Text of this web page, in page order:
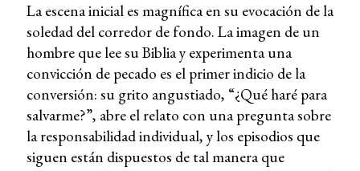
La escena inicial es magnífica en su evocación de la
soledad del corredor de fondo. La imagen de un
hombre que lee su Biblia y experimenta una
convicción de pecado es el primer indicio de la
conversión: su grito angustiado, “¿Qué haré para
salvarme?”, abre el relato con una pregunta sobre
la responsabilidad individual, y los episodios que
siguen están dispuestos de tal manera que